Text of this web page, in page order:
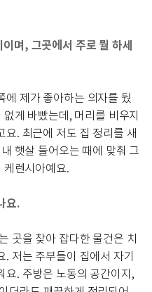
며, 그곳에서 주로 뭘 하세
에 제가 좋아하는 의자를 뒀
게 바빴는데, 머리를 비우지
요. 최근에 저도 집 정리를 새
햇살 들어오는 때에 맞춰 그
케렌시아예요.
요.
곳을 찾아 잡다한 물건은 치
저는 주부들이 집에서 자기
요. 주방은 노동의 공간이지,